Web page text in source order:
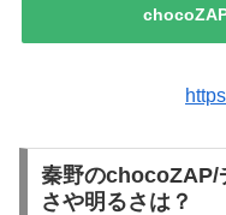
秦野のchocoZAP/
さや明るさは？